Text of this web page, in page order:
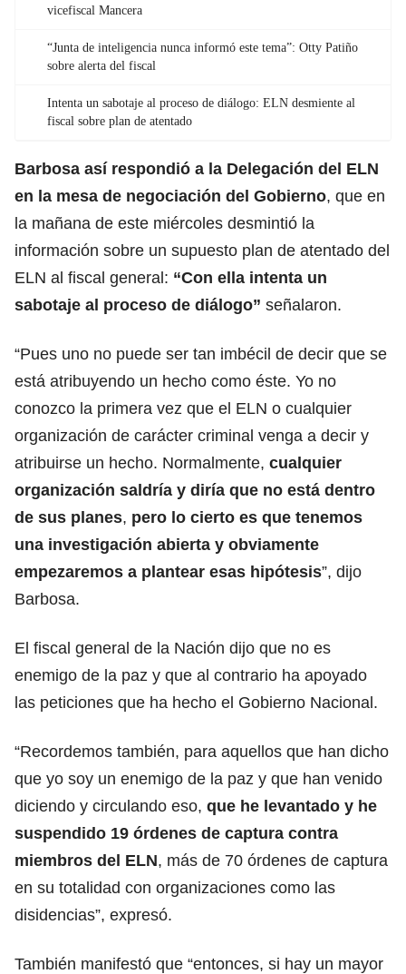
vicefiscal Mancera
“Junta de inteligencia nunca informó este tema”: Otty Patiño
sobre alerta del fiscal
Intenta un sabotaje al proceso de diálogo: ELN desmiente al
fiscal sobre plan de atentado
Barbosa así respondió a la Delegación del ELN
en la mesa de negociación del Gobierno, que en
la mañana de este miércoles desmintió la
información sobre un supuesto plan de atentado del
ELN al fiscal general: “Con ella intenta un
sabotaje al proceso de diálogo” señalaron.
“Pues uno no puede ser tan imbécil de decir que se
está atribuyendo un hecho como éste. Yo no
conozco la primera vez que el ELN o cualquier
organización de carácter criminal venga a decir y
atribuirse un hecho. Normalmente, cualquier
organización saldría y diría que no está dentro
de sus planes, pero lo cierto es que tenemos
una investigación abierta y obviamente
empezaremos a plantear esas hipótesis”, dijo
Barbosa.
El fiscal general de la Nación dijo que no es
enemigo de la paz y que al contrario ha apoyado
las peticiones que ha hecho el Gobierno Nacional.
“Recordemos también, para aquellos que han dicho
que yo soy un enemigo de la paz y que han venido
diciendo y circulando eso, que he levantado y he
suspendido 19 órdenes de captura contra
miembros del ELN, más de 70 órdenes de captura
en su totalidad con organizaciones como las
disidencias”, expresó.
También manifestó que “entonces, si hay un mayor